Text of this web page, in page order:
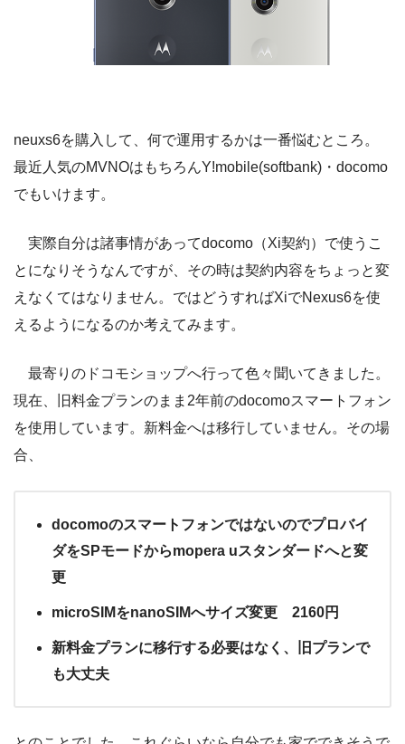
neuxs6を購入して、何で運用するかは一番悩むところ。
最近人気のMVNOはもちろんY!mobile(softbank)・docomo
でもいけます。
実際自分は諸事情があってdocomo（Xi契約）で使うこ
とになりそうなんですが、その時は契約内容をちょっと変
えなくてはなりません。ではどうすればXiでNexus6を使
えるようになるのか考えてみます。
最寄りのドコモショップへ行って色々聞いてきました。
現在、旧料金プランのまま2年前のdocomoスマートフォン
を使用しています。新料金へは移行していません。その場
合、
docomoのスマートフォンではないのでプロバイ
ダをSPモードからmopera uスタンダードへと変
更
microSIMをnanoSIMへサイズ変更 2160円
新料金プランに移行する必要はなく、旧プランで
も大丈夫